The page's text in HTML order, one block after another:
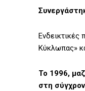
Κύκλωπας»
Το 1996,
στη